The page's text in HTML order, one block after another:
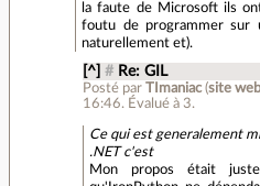
la faute de Microsoft ils
foutu de programmer sur
naturellement et).
[^] # Re: GIL
Posté par TImaniac(site
16:46. Évalué à 3.
Ce qui est generalement
.NET c'est
Mon propos était